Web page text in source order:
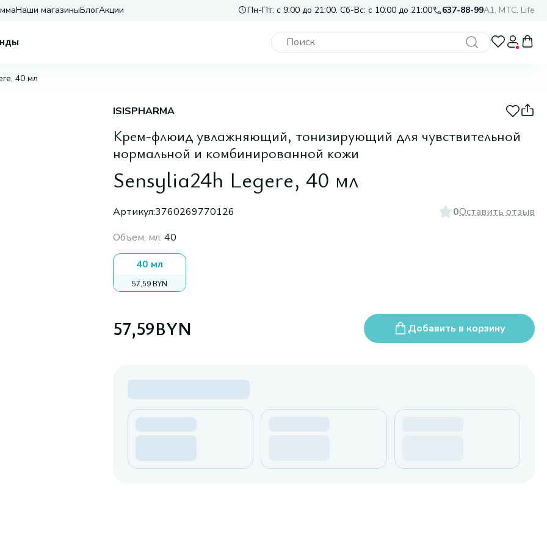
Наши магазиныБлогАкции Пн-Пт: с 9:00 до 21:00. Сб-Вс: с 10:00 до 21:00 637-88-99A1, МТС, Life
40 мл
ISISPHARMA
Крем-флюид увлажняющий, тонизирующий для чувствительной
нормальной и комбинированной кожи
Sensylia24h Legere, 40 мл
Артикул:3760269770126 0Оставить отзыв
Объем, мл: 40
40 мл
57,59 BYN
57,59BYN Добавить в корзину